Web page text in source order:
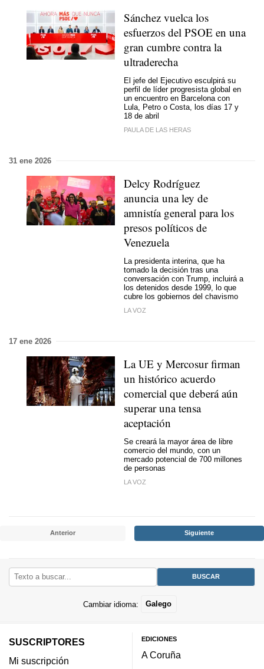
Sánchez vuelca los
esfuerzos del PSOE en una
gran cumbre contra la
ultraderecha
El jefe del Ejecutivo esculpirá su
perfil de líder progresista global en
un encuentro en Barcelona con
Lula, Petro o Costa, los días 17 y
18 de abril
PAULA DE LAS HERAS
31 ene 2026
Delcy Rodríguez
anuncia una ley de
amnistía general para los
presos políticos de
Venezuela
La presidenta interina, que ha
tomado la decisión tras una
conversación con Trump, incluirá a
los detenidos desde 1999, lo que
cubre los gobiernos del chavismo
LA VOZ
17 ene 2026
La UE y Mercosur firman
un histórico acuerdo
comercial que deberá aún
superar una tensa
aceptación
Se creará la mayor área de libre
comercio del mundo, con un
mercado potencial de 700 millones
de personas
LA VOZ
Anterior Siguiente
Cambiar idioma: Galego
SUSCRIPTORES
Mi suscripción
EDICIONES
A Coruña